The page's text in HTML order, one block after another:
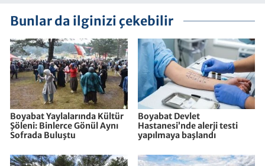
Bunlar da ilginizi çekebilir
Boyabat Yaylalarında Kültür
Şöleni: Binlerce Gönül Aynı
Sofrada Buluştu
Boyabat Devlet
Hastanesi’nde alerji testi
yapılmaya başlandı